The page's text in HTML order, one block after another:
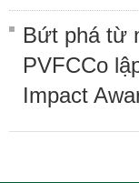
Bứt phá từ
PVFCCo
Impact